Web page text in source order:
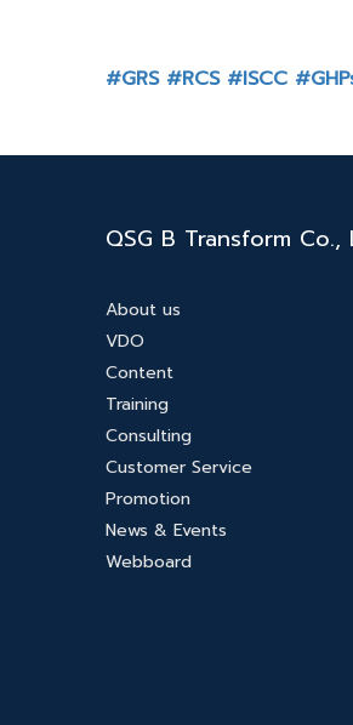
#GRS #RCS #ISCC
QSG B Transform Co.,
About us
VDO
Content
Training
Consulting
Customer Service
Promotion
News & Events
Webboard